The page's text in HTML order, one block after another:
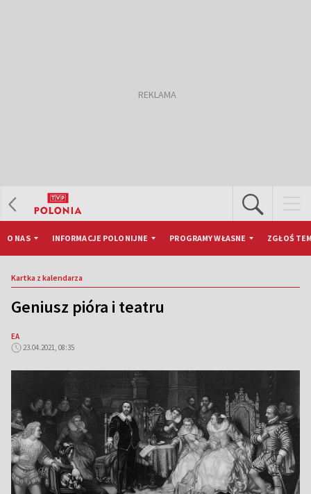
O NAS INFORMACJE POLONIJNE PROGRAMY WŁASNE ZGŁOŚ
Kartka z kalendarza
Geniusz pióra i teatru
EA
23.04.2021, 08:35